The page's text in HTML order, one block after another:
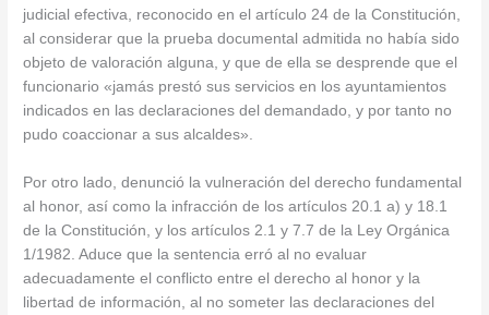
judicial efectiva, reconocido en el artículo 24 de la Constitución,
al considerar que la prueba documental admitida no había sido
objeto de valoración alguna, y que de ella se desprende que el
funcionario «jamás prestó sus servicios en los ayuntamientos
indicados en las declaraciones del demandado, y por tanto no
pudo coaccionar a sus alcaldes».
Por otro lado, denunció la vulneración del derecho fundamental
al honor, así como la infracción de los artículos 20.1 a) y 18.1
de la Constitución, y los artículos 2.1 y 7.7 de la Ley Orgánica
1/1982. Aduce que la sentencia erró al no evaluar
adecuadamente el conflicto entre el derecho al honor y la
libertad de información, al no someter las declaraciones del